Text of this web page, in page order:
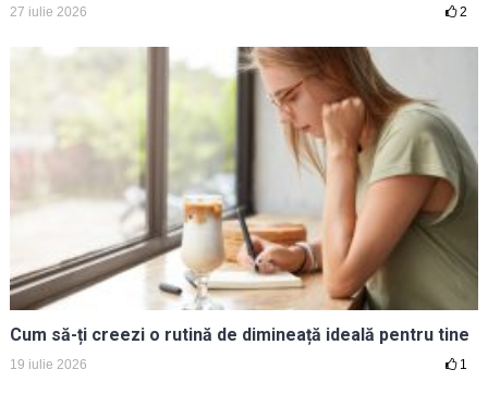
27 iulie 2026 2
Cum să-ți creezi o rutină de dimineață ideală pentru tine
19 iulie 2026 1